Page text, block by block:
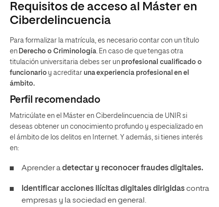
Requisitos de acceso al Máster en
Ciberdelincuencia
Para formalizar la matrícula, es necesario contar con un título
en Derecho o Criminología . En caso de que tengas otra
titulación universitaria debes ser un profesional cualificado o
funcionario y acreditar una experiencia profesional en el
ámbito.
Perfil recomendado
Matricúlate en el Máster en Ciberdelincuencia de UNIR si
deseas obtener un conocimiento profundo y especializado en
el ámbito de los delitos en Internet. Y además, si tienes interés
en:
Aprender adetectar y reconocer fraudes digitales.
Identificar acciones ilícitas digitales dirigidascontra
empresas y la sociedad en general.